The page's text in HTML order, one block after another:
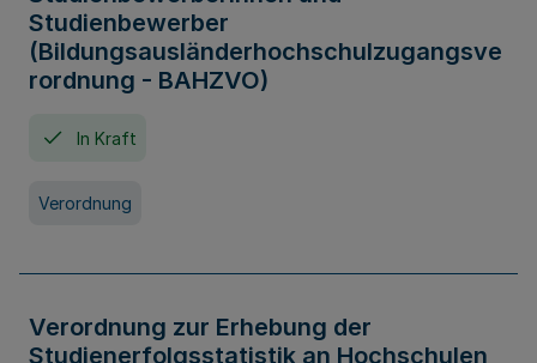
Studienbewerber
(Bildungsausländerhochschulzugangsve
rordnung - BAHZVO)
In Kraft
Verordnung
Verordnung zur Erhebung der
Studienerfolgsstatistik an Hochschulen